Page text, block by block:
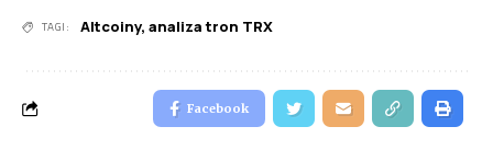
TAGI: Altcoiny, analiza tron TRX
Facebook